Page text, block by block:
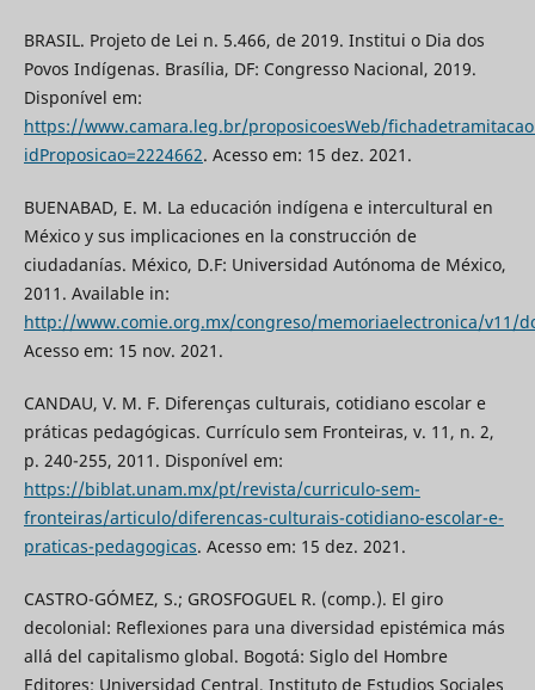
BRASIL. Projeto de Lei n. 5.466, de 2019. Institui o Dia dos
Povos Indígenas. Brasília, DF: Congresso Nacional, 2019.
Disponível em:
https://www.camara.leg.br/proposicoesWeb/
idProposicao=2224662. Acesso em: 15 dez. 2021.
BUENABAD, E. M. La educación indígena e intercultural en
México y sus implicaciones en la construcción de
ciudadanías. México, D.F: Universidad Autónoma de México,
2011. Available in:
http://www.comie.org.mx/congreso/memoriaelectronica/v11/
Acesso em: 15 nov. 2021.
CANDAU, V. M. F. Diferenças culturais, cotidiano escolar e
práticas pedagógicas. Currículo sem Fronteiras, v. 11, n. 2,
p. 240-255, 2011. Disponível em:
https://biblat.unam.mx/pt/revista/curriculo-sem-
fronteiras/articulo/diferencas-culturais-cotidiano-escolar-e-
praticas-pedagogicas. Acesso em: 15 dez. 2021.
CASTRO-GÓMEZ, S.; GROSFOGUEL R. (comp.). El giro
decolonial: Reflexiones para una diversidad epistémica más
allá del capitalismo global. Bogotá: Siglo del Hombre
Editores; Universidad Central, Instituto de Estudios Sociales